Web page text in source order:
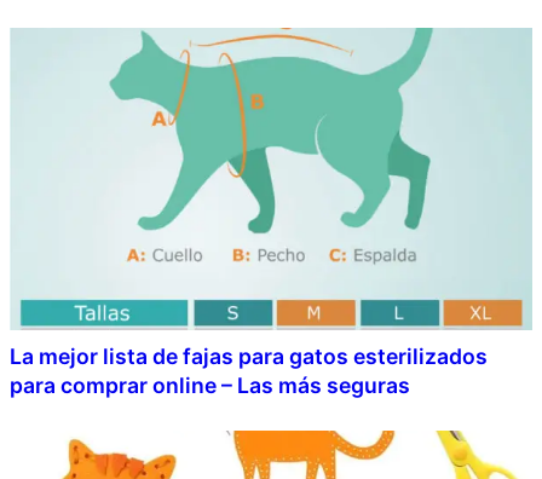
La mejor lista de fajas para gatos esterilizados
para comprar online – Las más seguras